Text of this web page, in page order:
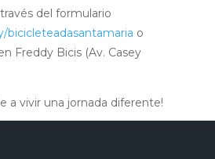
del formulario
bicicleteadasantamaria o
Freddy Bicis (Av. Casey
a vivir una jornada diferente!